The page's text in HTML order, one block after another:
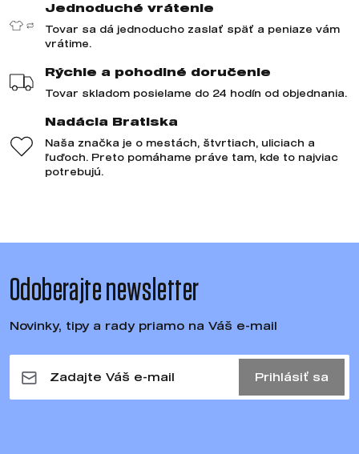
Jednoduché vrátenie
Tovar sa dá jednoducho zaslať späť a peniaze vám
vrátime.
Rýchle a pohodlné doručenie
Tovar skladom posielame do 24 hodín od objednania.
Nadácia Bratiska
Naša značka je o mestách, štvrtiach, uliciach a
ľuďoch. Preto pomáhame práve tam, kde to najviac
potrebujú.
Odoberajte newsletter
Novinky, tipy a rady priamo na Váš e-mail
Prihlásiť sa